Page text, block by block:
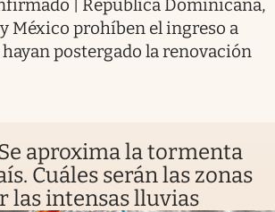
| República Dominicana,
México prohíben el ingreso a
postergado la renovación
aproxima la tormenta
Cuáles serán las zonas
las intensas lluvias